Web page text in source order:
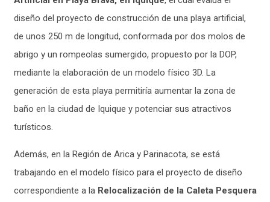
diseño del proyecto de construcción de una playa artificial,
de unos 250 m de longitud, conformada por dos molos de
abrigo y un rompeolas sumergido, propuesto por la DOP,
mediante la elaboración de un modelo físico 3D. La
generación de esta playa permitiría aumentar la zona de
baño en la ciudad de Iquique y potenciar sus atractivos
turísticos.
Además, en la Región de Arica y Parinacota, se está
trabajando en el modelo físico para el proyecto de diseño
correspondiente a la Relocalización de la Caleta Pesquera